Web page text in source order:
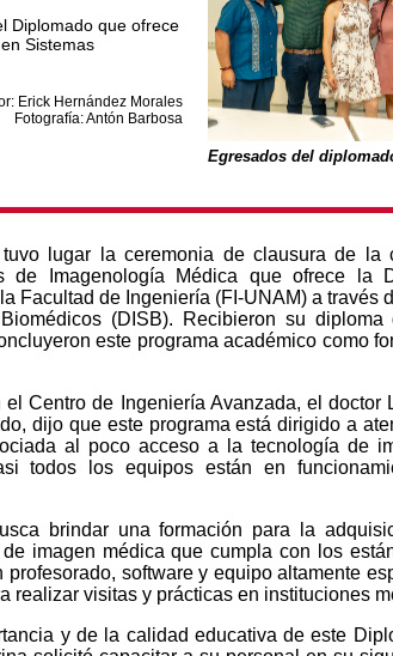
Diplomado que ofrece
Sistemas
Erick Hernández Morales
Fotografía: Antón Barbosa
Egresados del
lugar la ceremonia de clausura de la
de Imagenología Médica que ofrece la
Facultad de Ingeniería (FI-UNAM) a través
(DISB). Recibieron su diploma
este programa académico como
el Centro de Ingeniería Avanzada, el doctor
dijo que este programa está dirigido a
al poco acceso a la tecnología de
todos los equipos están en
brindar una formación para la
imagen médica que cumpla con los
profesorado, software y equipo altamente
realizar visitas y prácticas en instituciones
y de la calidad educativa de este